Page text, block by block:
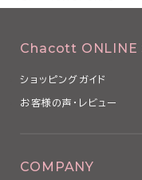
Chacott ONLINE
ショッピングガイド
お客様の声・レビュー
COMPANY